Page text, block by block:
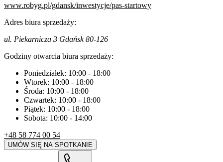
www.robyg.pl/gdansk/inwestycje/pas-startowy
Adres biura sprzedaży:
ul. Piekarnicza 3 Gdańsk 80-126
Godziny otwarcia biura sprzedaży:
Poniedziałek: 10:00 - 18:00
Wtorek: 10:00 - 18:00
Środa: 10:00 - 18:00
Czwartek: 10:00 - 18:00
Piątek: 10:00 - 18:00
Sobota: 10:00 - 14:00
+48 58 774 00 54
UMÓW SIĘ NA SPOTKANIE